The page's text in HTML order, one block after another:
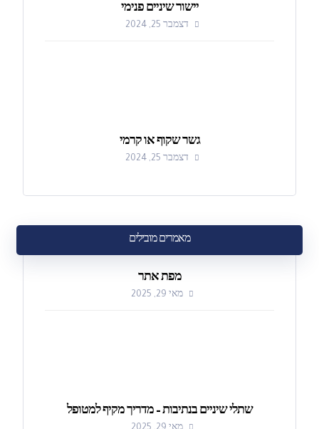
יישור שיניים פנימי
דצמבר 25, 2024
גשר שקוף או קרמי
דצמבר 25, 2024
מאמרים מובילים
מפת אתר
מאי 29, 2025
שתלי שיניים בנתיבות – מדריך מקיף למטופל